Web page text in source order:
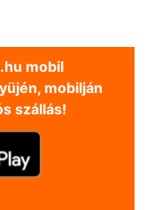
mobil
mobilján
szállás!